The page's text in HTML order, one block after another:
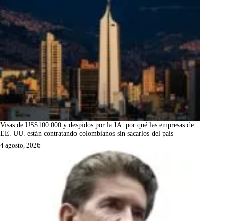
Visas de US$100.000 y despidos por la IA: por qué las empresas de
EE. UU. están contratando colombianos sin sacarlos del país
4 agosto, 2026